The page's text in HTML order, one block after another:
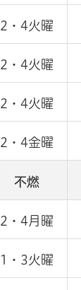
2・4火曜
2・4火曜
2・4火曜
2・4金曜
不燃
2・4月曜
1・3火曜